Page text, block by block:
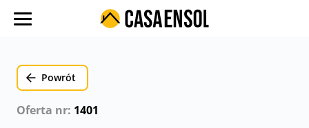
Oferty w regionach
Ulubione oferty
Powrót
Oferta nr: 1401